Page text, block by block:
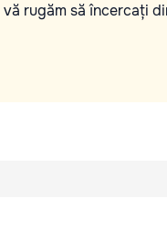
rugăm să încercați